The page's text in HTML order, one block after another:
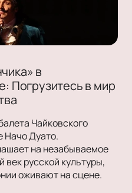
в
Погрузитесь в мир
Чайковского
Начо Дуато.
на незабываемое
русской культуры,
оживают на сцене.